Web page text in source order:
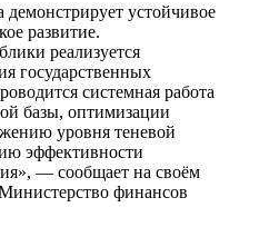
демонстрирует устойчивое
развитие.
реализуется
государственных
системная работа
базы, оптимизации
уровня теневой
эффективности
— сообщает на своём
финансов